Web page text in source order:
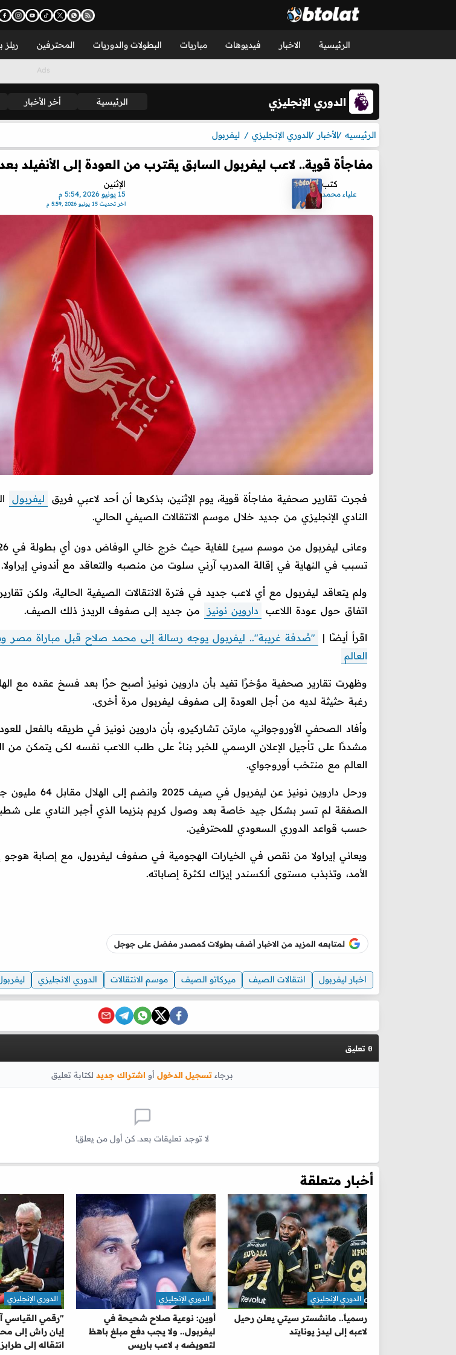
الرئيسية الاخبار فيديوهات مباريات البطولات والدوريات المحترفين ريلز
الدوري الإنجليزي الرئيسية أخر الأخبار
الرئيسيه الأخبار الدوري الإنجليزي ليفربول
مفاجأة قوية.. لاعب ليفربول السابق يقترب من العودة إلى الأنفيلد
كتب
علياء محمد
الإثنين
15 يونيو 2026 ,5:54 م
اخر تحديث 15 يونيو 2026 ,5:59 م
فجرت تقارير صحفية مفاجأة قوية، يوم الإثنين، بذكرها أن أحد لاعبي فريق ليفربول
النادي الإنجليزي من جديد خلال موسم الانتقالات الصيفي الحالي.
تسبب في النهاية في إقالة المدرب آرني سلوت من منصبه والتعاقد مع أندوني إيراولا.
ولم يتعاقد ليفربول مع أي لاعب جديد في فترة الانتقالات الصيفية الحالية، ولكن
اتفاق حول عودة اللاعب
داروين نونيز من جديد إلى صفوف الريدز ذلك الصيف.
اقرأ أيضًا |
"صُدفة غريبة".. ليفربول يوجه رسالة إلى محمد صلاح قبل مباراة مصر
العالم
وظهرت تقارير صحفية مؤخرًا تفيد بأن داروين نونيز أصبح حرًا بعد فسخ عقده مع
رغبة حثيثة لديه من أجل العودة إلى صفوف ليفربول مرة أخرى.
وأفاد الصحفي الأوروجواني، مارتن تشاركيرو، بأن داروين نونيز في طريقه بالفعل
مشددًا على تأجيل الإعلان الرسمي للخبر بناءً على طلب اللاعب نفسه لكى يتمكن من
العالم مع منتخب أوروجواي.
ورحل داروين نونيز عن
الصفقة لم تسر بشكل جيد خاصة بعد وصول كريم بنزيما الذي أجبر النادي على
حسب قواعد الدوري السعودي للمحترفين.
ويعاني إيراولا من نقص في الخيارات الهجومية في صفوف ليفربول، مع إصابة هوجو
الأمد، وتذبذب مستوى ألكسندر إيزاك لكثرة إصاباته.
لمتابعه المزيد من الاخبار أضف بطولات كمصدر مفضل على جوجل
اخبار ليفربول انتقالات الصيف ميركاتو الصيف موسم الانتقالات الدوري الانجليزي
0 تعليق
برجاء تسجيل الدخول أو اشتراك جديد لكتابة تعليق
لا توجد تعليقات بعد. كن أول من يعلق!
أخبار متعلقة
رسمياً.. مانشستر سيتي يعلن رحيل
لاعبه إلى ليدز يونايتد
الدوري الإنجليزي
أوين: نوعية صلاح شحيحة في
ليفربول.. ولا يجب دفع مبلغ باهظ
لتعويضه بـ لاعب باريس
الدوري الإنجليزي
"رقمي القياسي
إيان راش إلى
انتقاله إلى
الدوري الإنجليزي